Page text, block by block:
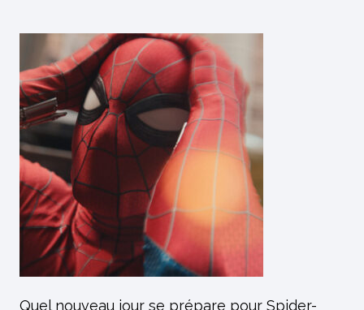
Quel nouveau jour se prépare pour Spider-